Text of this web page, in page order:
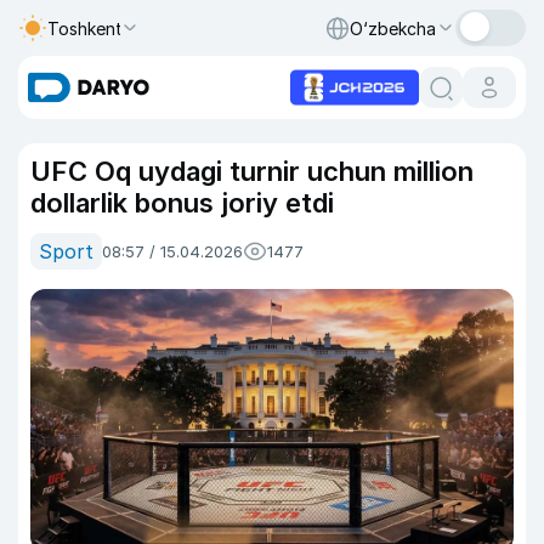
Toshkent O‘zbekcha
UFC Oq uydagi turnir uchun million
dollarlik bonus joriy etdi
Sport 08:57 / 15.04.2026 1477